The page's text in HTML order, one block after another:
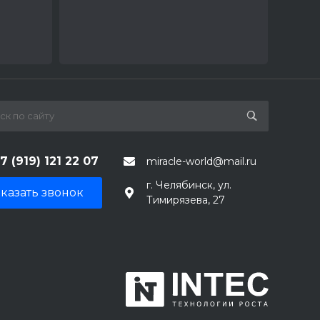
(919) 121 22 07 miracle-world@mail.ru
звонок
г. Челябинск, ул.
Тимирязева, 27